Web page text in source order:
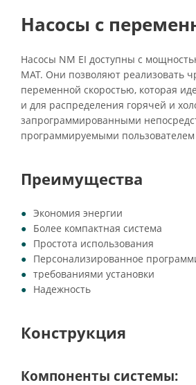
Насосы с
Насосы NM EI доступны с
MAT. Они позволяют реализовать
переменной скоростью, которая
и для распределения горячей и
запрограммированными
программируемыми
Преимущества
Экономия энергии
Более компактная система
Простота использования
Персонализированное
требованиями установки
Надежность
Конструкция
Компоненты системы: